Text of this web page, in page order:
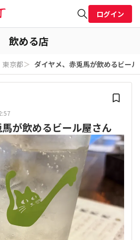
検索
ログイン
飲める店
東京都＞ ダイヤメ、赤兎馬が飲めるビー
が飲めるビール屋さん